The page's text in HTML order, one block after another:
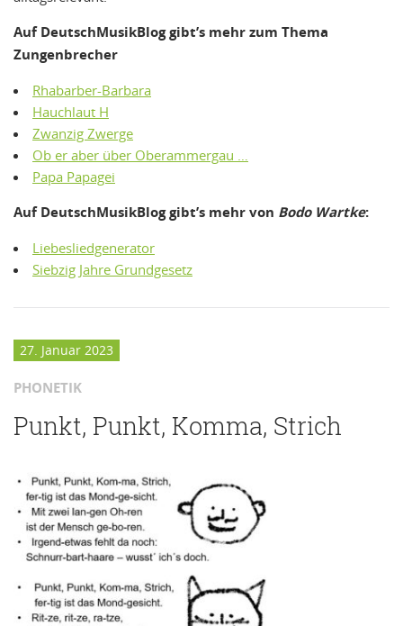
Auf DeutschMusikBlog gibt’s mehr zum Thema
Zungenbrecher
Rhabarber-Barbara
Hauchlaut H
Zwanzig Zwerge
Ob er aber über Oberammergau …
Papa Papagei
Auf DeutschMusikBlog gibt’s mehr von Bodo Wartke:
Liebesliedgenerator
Siebzig Jahre Grundgesetz
27. Januar 2023
PHONETIK
Punkt, Punkt, Komma, Strich